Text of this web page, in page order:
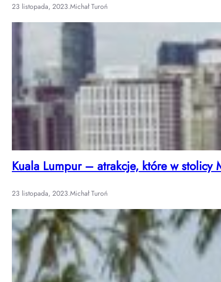
23 listopada, 2023.Michał Turoń
Kuala Lumpur – atrakcje, które w stolicy
23 listopada, 2023.Michał Turoń